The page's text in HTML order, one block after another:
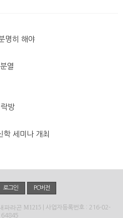
명히 해야
열
방
학 세미나 개최
로그인 PC버전
파라곤 M1215 | 사업자등록번호 : 216-02-
64845